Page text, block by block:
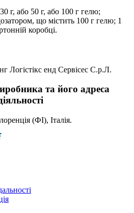
г, або 50 г, або 100 г гелю;
що містить 100 г гелю; 1
коробці.
Логістікс енд Сервісес С.р.Л.
та його адреса
(ФІ), Італія.